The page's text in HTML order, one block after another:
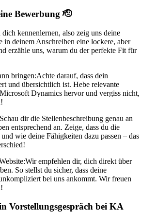
Bewerbung 🫡
kennenlernen, also zeig uns deine
in deinem Anschreiben eine lockere, aber
erzähle uns, warum du der perfekte Fit für
bringen:Achte darauf, dass dein
und übersichtlich ist. Hebe relevante
Dynamics hervor und vergiss nicht,
Schau dir die Stellenbeschreibung genau an
entsprechend an. Zeige, dass du die
wie deine Fähigkeiten dazu passen – das
Wir empfehlen dir, dich direkt über
So stellst du sicher, dass deine
bei uns ankommt. Wir freuen
Vorstellungsgespräch bei KA